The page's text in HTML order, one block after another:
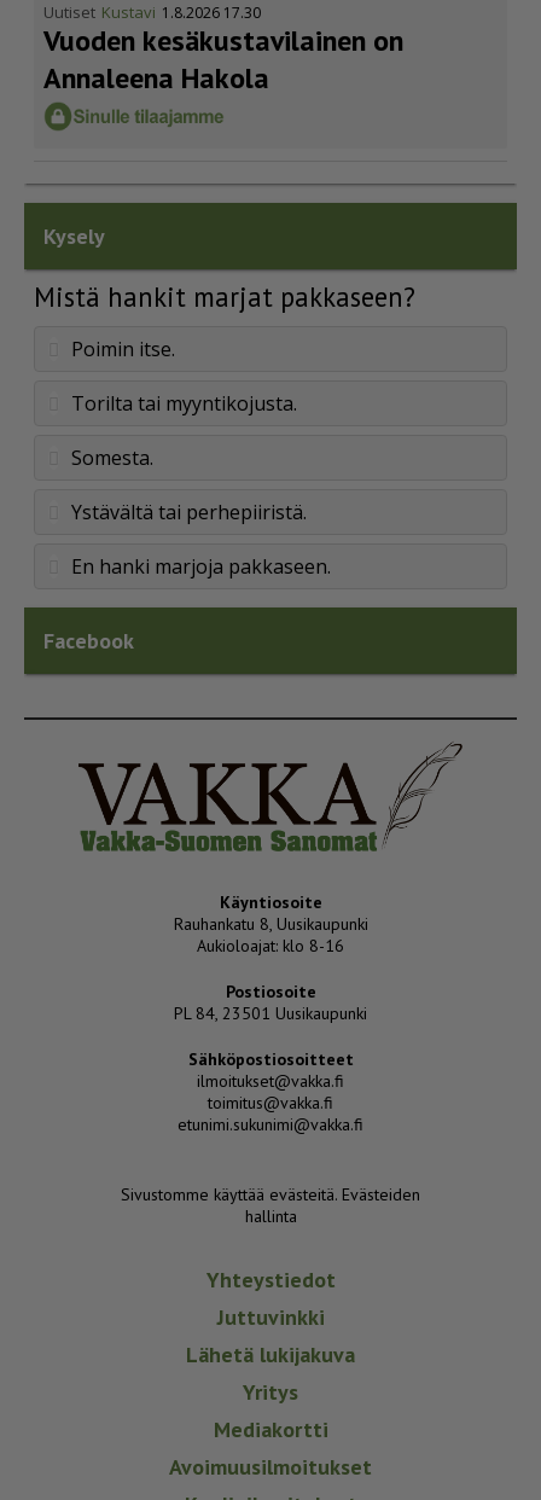
Uutiset Kustavi 1.8.2026 17.30
Vuoden kesäkus­ta­vi­lainen on
Annaleena Hakola
Kysely
Mistä hankit marjat pakkaseen?
Poimin itse.
Torilta tai myyntikojusta.
Somesta.
Ystävältä tai perhepiiristä.
En hanki marjoja pakkaseen.
Facebook
Käyntiosoite
Rauhankatu 8, Uusikaupunki
Aukioloajat: klo 8-16
Postiosoite
PL 84, 23501 Uusikaupunki
Sähköpostiosoitteet
ilmoitukset@vakka.fi
toimitus@vakka.fi
etunimi.sukunimi@vakka.fi
Sivustomme käyttää evästeitä. Evästeiden
hallinta
Yhteystiedot
Juttuvinkki
Lähetä lukijakuva
Yritys
Mediakortti
Avoimuusilmoitukset